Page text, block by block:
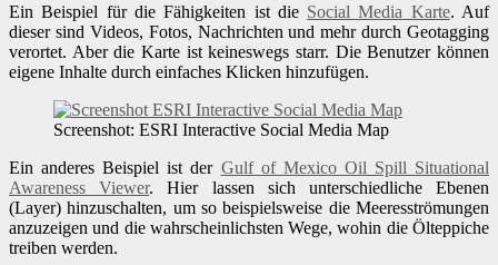
Ein Beispiel für die Fähigkeiten ist die Social Media Karte. Auf
dieser sind Videos, Fotos, Nachrichten und mehr durch Geotagging
verortet. Aber die Karte ist keineswegs starr. Die Benutzer können
eigene Inhalte durch einfaches Klicken hinzufügen.
Screenshot: ESRI Interactive Social Media Map
Ein anderes Beispiel ist der Gulf of Mexico Oil Spill Situational
Awareness Viewer. Hier lassen sich unterschiedliche Ebenen
(Layer) hinzuschalten, um so beispielsweise die Meeresströmungen
anzuzeigen und die wahrscheinlichsten Wege, wohin die Ölteppiche
treiben werden.